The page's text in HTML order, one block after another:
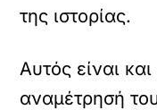
της ιστορίας.
Αυτός είναι
αναμέτρησή